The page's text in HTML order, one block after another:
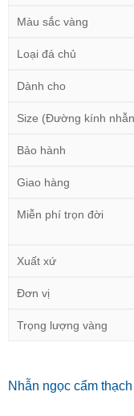
Màu sắc vàng
Loại đá chủ
Dành cho
Size (Đường kính
Bảo hành
Giao hàng
Miễn phí trọn đời
Xuất xứ
Đơn vị
Trọng lượng vàng
Nhẫn ngọc cẩm